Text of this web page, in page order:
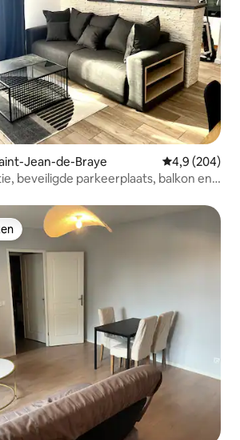
Jean-de-Braye Gemiddelde
4,9 (204)
beveiligde parkeerplaats, balkon en